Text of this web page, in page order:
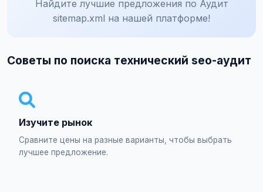
Найдите лучшие предложения по Аудит
sitemap.xml на нашей платформе!
Советы по поиска технический seo-аудит
Изучите рынок
Сравните цены на разные варианты, чтобы выбрать
лучшее предложение.